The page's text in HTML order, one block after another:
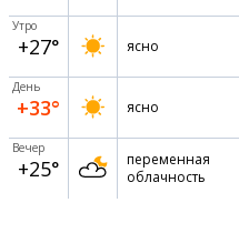
Утро
+27° ясно
День
+33° ясно
Вечер
+25°
переменная
облачность